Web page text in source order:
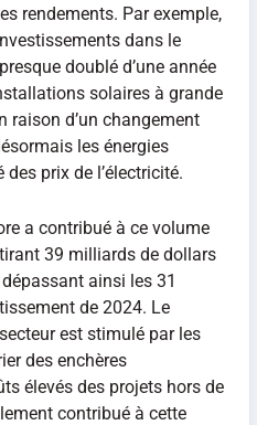
rendements. Par exemple,
dans le
doublé d’une année
solaires à grande
raison d’un changement
les énergies
prix de l’électricité.
a contribué à ce volume
39 milliards de dollars
ainsi les 31
de 2024. Le
est stimulé par les
des enchères
élevés des projets hors de
contribué à cette